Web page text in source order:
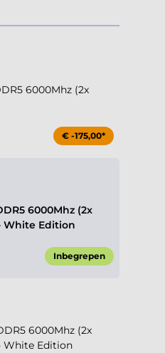
6000Mhz (2x
€ -175,00*
6000Mhz (2x
White Edition
Inbegrepen
6000Mhz (2x
White Edition